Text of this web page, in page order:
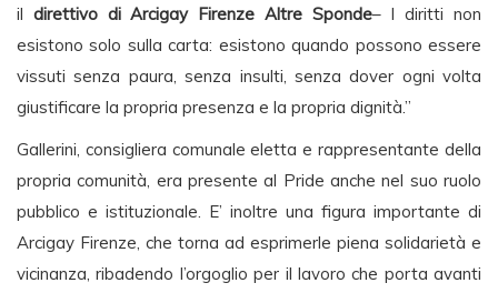
il direttivo di Arcigay Firenze Altre Sponde– I diritti non
esistono solo sulla carta: esistono quando possono essere
vissuti senza paura, senza insulti, senza dover ogni volta
giustificare la propria presenza e la propria dignità.”
Gallerini, consigliera comunale eletta e rappresentante della
propria comunità, era presente al Pride anche nel suo ruolo
pubblico e istituzionale. E’ inoltre una figura importante di
Arcigay Firenze, che torna ad esprimerle piena solidarietà e
vicinanza, ribadendo l’orgoglio per il lavoro che porta avanti